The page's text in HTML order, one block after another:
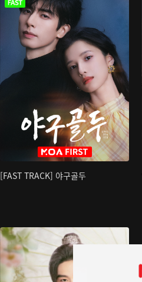
[FAST TRACK] 야구골두